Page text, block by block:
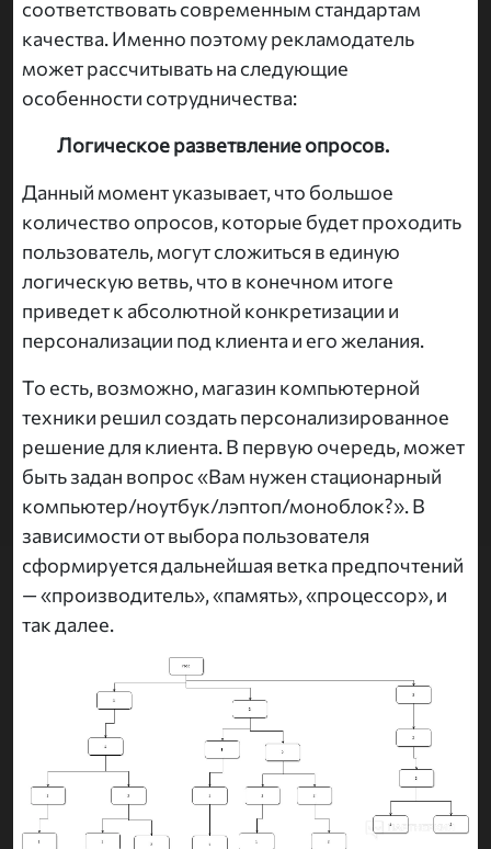
соответствовать современным стандартам
качества. Именно поэтому рекламодатель
может рассчитывать на следующие
особенности сотрудничества:
Логическое разветвление опросов.
Данный момент указывает, что большое
количество опросов, которые будет проходить
пользователь, могут сложиться в единую
логическую ветвь, что в конечном итоге
приведет к абсолютной конкретизации и
персонализации под клиента и его желания.
То есть, возможно, магазин компьютерной
техники решил создать персонализированное
решение для клиента. В первую очередь, может
быть задан вопрос «Вам нужен стационарный
компьютер/ноутбук/лэптоп/моноблок?». В
зависимости от выбора пользователя
сформируется дальнейшая ветка предпочтений
— «производитель», «память», «процессор», и
так далее.